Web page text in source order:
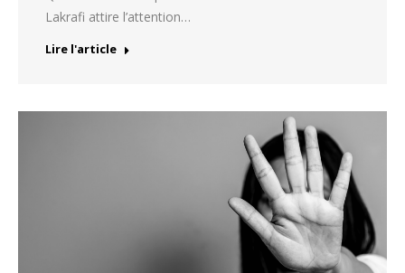
Lakrafi attire l’attention…
Lire l'article